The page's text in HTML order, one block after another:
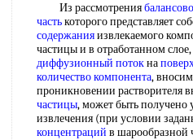
Из рассмотрения
частькоторого представляет
содержанияизвлекаемого
частицы и в отработанном
диффузионный потокна
количество компонента,
проникновении растворителя
частицы, может быть получено
извлечения (при условии
концентраций в шарообразной